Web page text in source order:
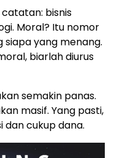
bisnis
Moral? Itu nomor
siapa yang menang.
biarlah diurus
semakin panas.
masif. Yang pasti,
dan cukup dana.